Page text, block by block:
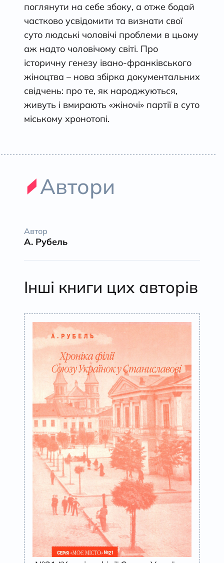
поглянути на себе збоку, а отже бодай
частково усвідомити та визнати свої
суто людські чоловічі проблеми в цьому
аж надто чоловічому світі. Про
історичну генезу івано-франківського
жіноцтва – нова збірка документальних
свідчень: про те, як народжуються,
живуть і вмирають «жіночі» партії в суто
міському хронотопі.
Автори
Автор
А. Рубель
Інші книги цих авторів